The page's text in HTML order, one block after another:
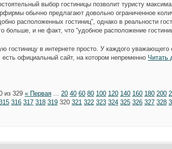
выбор гостиницы позволит туристу
обычно предлагают довольно ограниченное
расположенных гостиниц”, однако в реальности
больше, и не факт, что “удобное расположение
гостиницу в интернете просто. У каждого
есть официальный сайт, на котором непременно Читать
из 329 « Первая ... 20 40 60 80 100 120 140 160 180 200
316 317 318 319 320 321 322 323 324 325 326 327 328